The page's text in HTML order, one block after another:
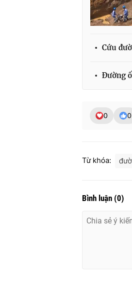
Cứu
Đường
0 0
Từ khóa:
Bình luận (0)